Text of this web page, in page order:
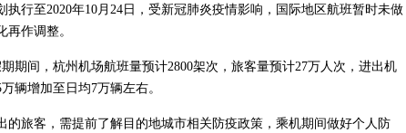
执行至2020年10月24日，受新冠肺炎疫情影响，国际地区航班暂时未做
再作调整。
期间，杭州机场航班量预计2800架次，旅客量预计27万人次，进出机
辆增加至日均7万辆左右。
的旅客，需提前了解目的地城市相关防疫政策，乘机期间做好个人防